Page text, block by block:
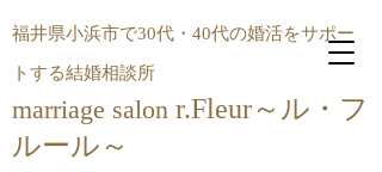
福井県小浜市で30代・40代の婚活をサポー
トする結婚相談所
marriage salon r.Fleur～ル・フ
ルール​～